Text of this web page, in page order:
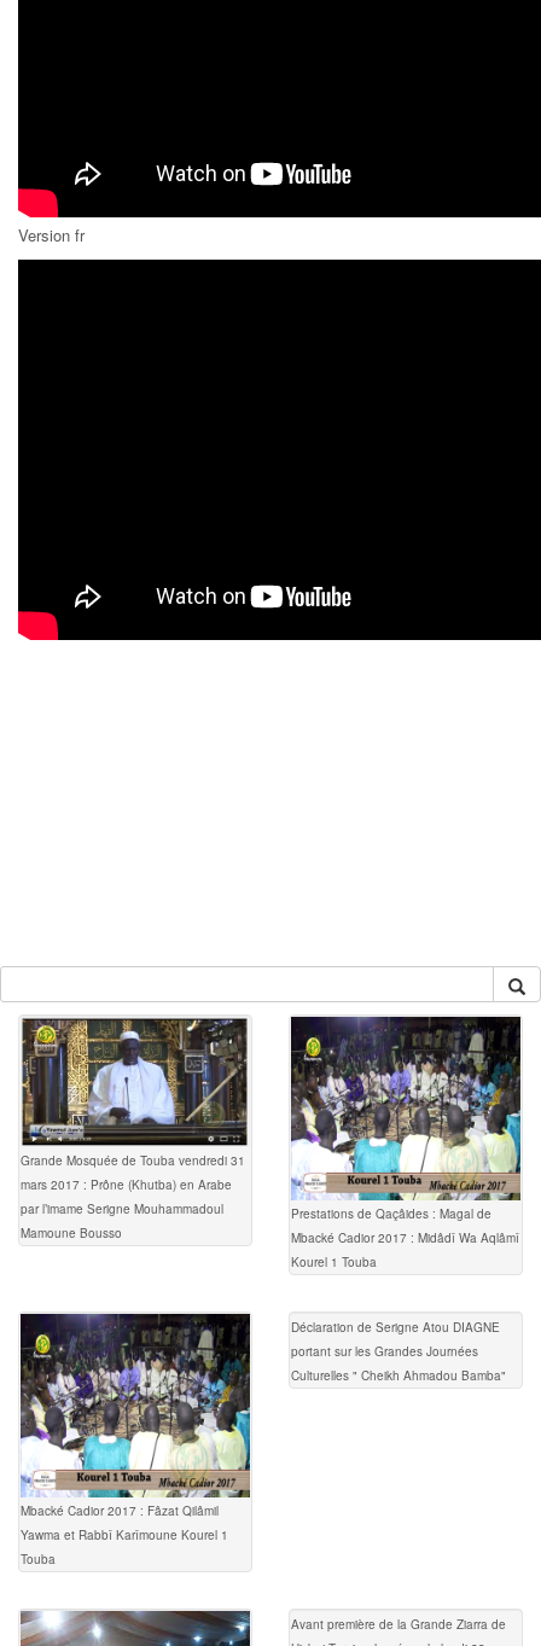
Version fr
Grande Mosquée de Touba vendredi 31
mars 2017 : Prône (Khutba) en Arabe
par l’imame Serigne Mouhammadoul
Mamoune Bousso
Prestations de Qaçâides : Magal de
Mbacké Cadior 2017 : Midâdî Wa Aqlâmî
Kourel 1 Touba
Mbacké Cadior 2017 : Fâzat Qilâmil
Yawma et Rabbî Karîmoune Kourel 1
Touba
Déclaration de Serigne Atou DIAGNE
portant sur les Grandes Journées
Culturelles " Cheikh Ahmadou Bamba"
Avant première de la Grande Ziarra de